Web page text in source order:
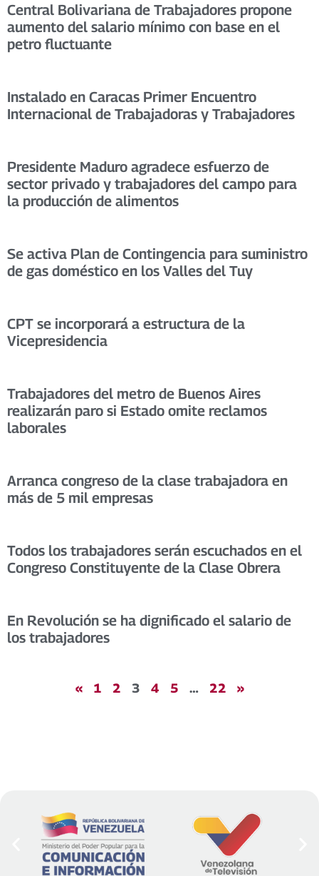
Central Bolivariana de Trabajadores propone
aumento del salario mínimo con base en el
petro fluctuante
Instalado en Caracas Primer Encuentro
Internacional de Trabajadoras y Trabajadores
Presidente Maduro agradece esfuerzo de
sector privado y trabajadores del campo para
la producción de alimentos
Se activa Plan de Contingencia para suministro
de gas doméstico en los Valles del Tuy
CPT se incorporará a estructura de la
Vicepresidencia
Trabajadores del metro de Buenos Aires
realizarán paro si Estado omite reclamos
laborales
Arranca congreso de la clase trabajadora en
más de 5 mil empresas
Todos los trabajadores serán escuchados en el
Congreso Constituyente de la Clase Obrera
En Revolución se ha dignificado el salario de
los trabajadores
« 1 2 3 4 5 … 22 »